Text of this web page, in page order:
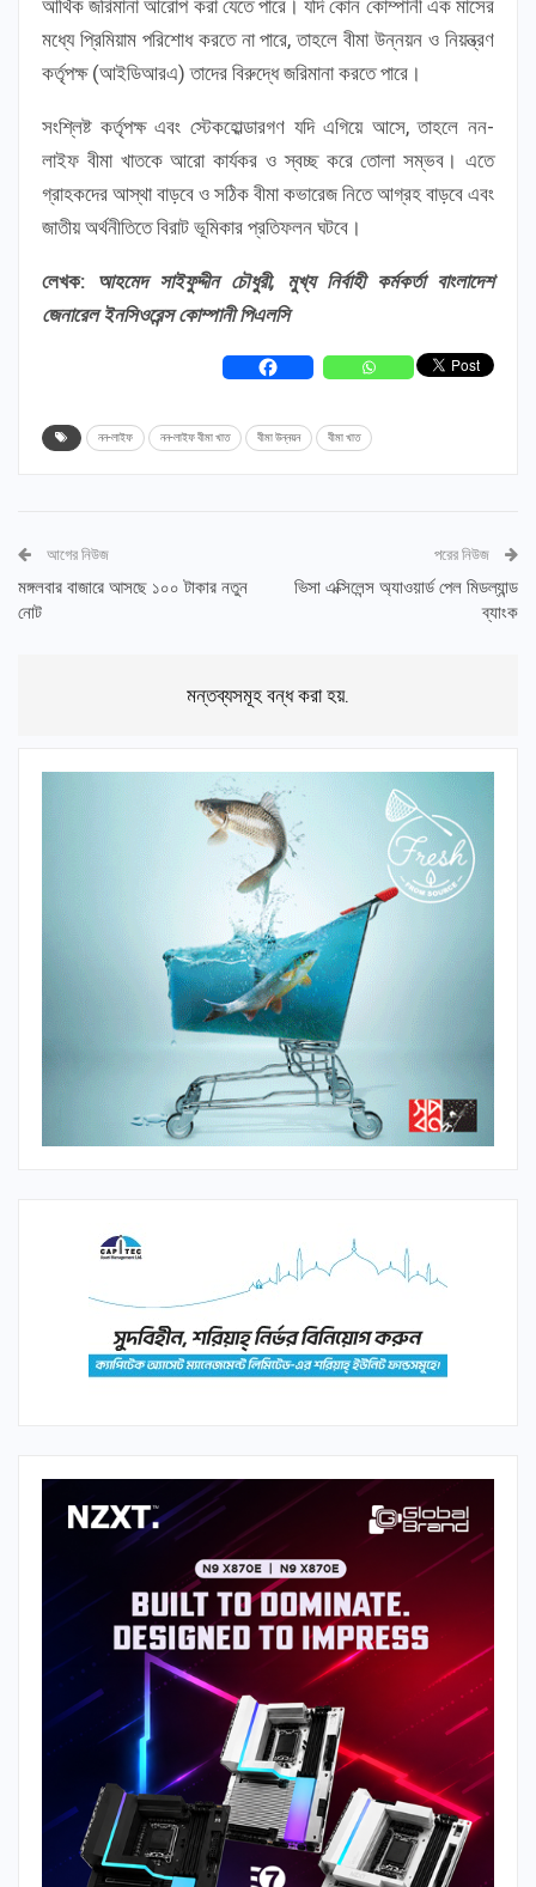
আর্থিক জরিমানা আরোপ করা যেতে পারে। যদি কোন কোম্পানী এক মাসের
মধ্যে প্রিমিয়াম পরিশোধ করতে না পারে, তাহলে বীমা উন্নয়ন ও নিয়ন্ত্রণ
কর্তৃপক্ষ (আইডিআরএ) তাদের বিরুদ্ধে জরিমানা করতে পারে।
সংশ্লিষ্ট কর্তৃপক্ষ এবং স্টেকহোল্ডারগণ যদি এগিয়ে আসে, তাহলে নন-
লাইফ বীমা খাতকে আরো কার্যকর ও স্বচ্ছ করে তোলা সম্ভব। এতে
গ্রাহকদের আস্থা বাড়বে ও সঠিক বীমা কভারেজ নিতে আগ্রহ বাড়বে এবং
জাতীয় অর্থনীতিতে বিরাট ভূমিকার প্রতিফলন ঘটবে।
লেখক: আহমেদ সাইফুদ্দীন চৌধুরী, মুখ্য নির্বাহী কর্মকর্তা বাংলাদেশ
জেনারেল ইনসিওরেন্স কোম্পানী পিএলসি
নন-লাইফ নন-লাইফ বীমা খাত বীমা উন্নয়ন বীমা খাত
আগের নিউজ
মঙ্গলবার বাজারে আসছে ১০০ টাকার নতুন
নোট
পরের নিউজ
ভিসা এক্সিলেন্স অ্যাওয়ার্ড পেল মিডল্যান্ড
ব্যাংক
মন্তব্যসমূহ বন্ধ করা হয়.